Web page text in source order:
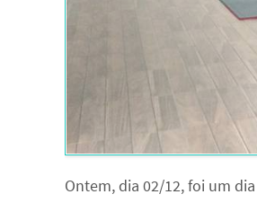
Ontem, dia 02/12, foi um